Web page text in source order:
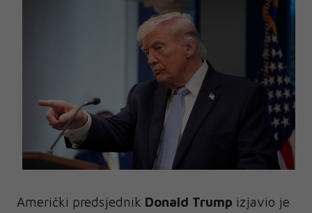
Američki predsjednik Donald Trump izjavio je